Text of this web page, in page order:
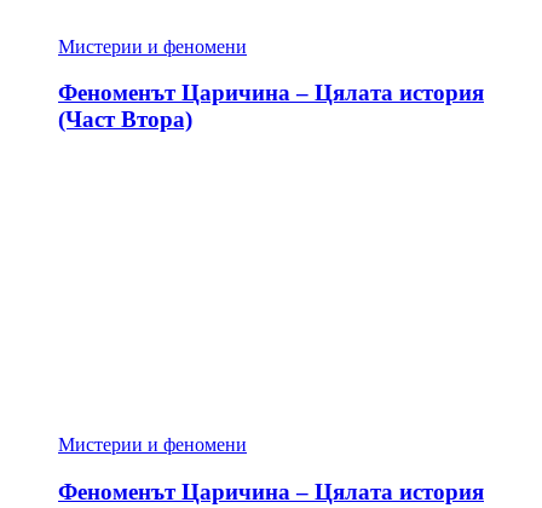
Мистерии и феномени
Феноменът Царичина – Цялата история
(Част Втора)
Мистерии и феномени
Феноменът Царичина – Цялата история